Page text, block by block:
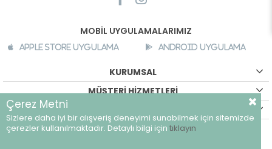
MOBİL UYGULAMALARIMIZ
Apple Store Uygulama Android Uygulama
KURUMSAL
MÜŞTERİ HİZMETLERİ
©breeze.com.tr - Tüm hakları saklıdır.
Çerez Metni
Sizlere daha iyi bir alışveriş deneyimi sunabilmek için sitemizde
çerezler kullanılmaktadır. Detaylı bilgi için tıklayın